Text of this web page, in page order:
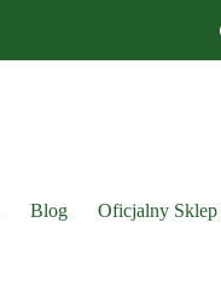
Blog Oficjalny Sklep